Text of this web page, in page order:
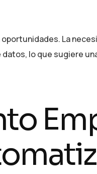
La
lo que sugiere